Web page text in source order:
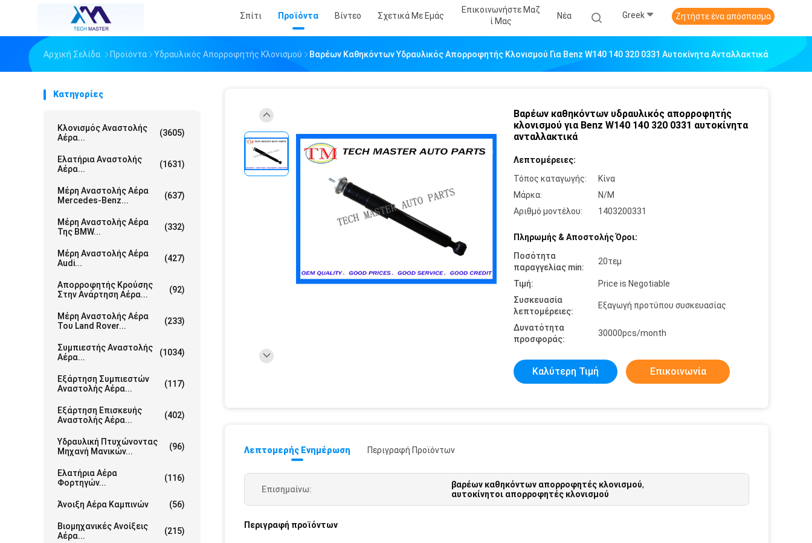
Σπίτι Προϊόντα Βίντεο Σχετικά Με Εμάς
Επικοινωνήστε Μαζ
Ί Μας
Νέα Greek Ζητήστε ένα απόσπασμα
Αρχική Σελίδα Προϊόντα Υδραυλικός Απορροφητής Κλονισμού Βαρέων Καθηκόντων Υδραυλικός Απορροφητής Κλονισμού Για Benz W140 140 320 0331 Αυτοκίνητα Ανταλλακτικά
Κατηγορίες
Κλονισμός Αναστολής
Αέρα...
(3605)
Ελατήρια Αναστολής
Αέρα...
(1631)
Μέρη Αναστολής Αέρα
Mercedes-Benz...
(637)
Μέρη Αναστολής Αέρα
Της BMW...
(332)
Μέρη Αναστολής Αέρα
Audi...
(427)
Απορροφητής Κρούσης
Στην Ανάρτηση Αέρα...
(92)
Μέρη Αναστολής Αέρα
Του Land Rover...
(233)
Συμπιεστής Αναστολής
Αέρα...
(1034)
Εξάρτηση Συμπιεστών
Αναστολής Αέρα...
(117)
Εξάρτηση Επισκευής
Αναστολής Αέρα...
(402)
Υδραυλική Πτυχώνοντας
Μηχανή Μανικών...
(96)
Ελατήρια Αέρα
Φορτηγών...
(116)
Άνοιξη Αέρα Καμπινών (56)
Βιομηχανικές Ανοίξεις
Αέρα...
(215)
Βαρέων καθηκόντων υδραυλικός απορροφητής
κλονισμού για Benz W140 140 320 0331 αυτοκίνητα
ανταλλακτικά
Λεπτομέρειες:
Τόπος καταγωγής:
Κίνα
Μάρκα:
N/M
Αριθμό μοντέλου:
1403200331
Πληρωμής & Αποστολής Όροι:
Ποσότητα
παραγγελίας min:
20τεμ
Τιμή:
Price is Negotiable
Συσκευασία
λεπτομέρειες:
Εξαγωγή προτύπου συσκευασίας
Δυνατότητα
προσφοράς:
30000pcs/month
Καλύτερη Τιμή Επικοινωνία
Λεπτομερής Ενημέρωση Περιγραφή Προϊόντων
Επισημαίνω: βαρέων καθηκόντων απορροφητές κλονισμού,
αυτοκίνητοι απορροφητές κλονισμού
Περιγραφή προϊόντων